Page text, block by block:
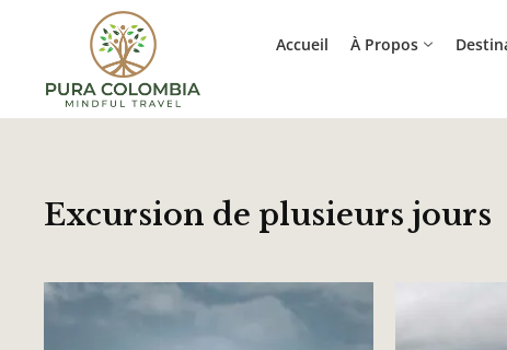
Accueil À Propos
Excursion de plusieurs jours